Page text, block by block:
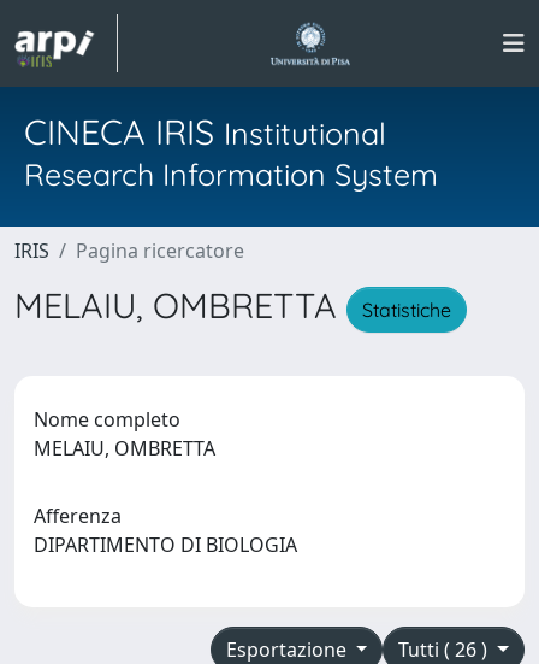
CINECA IRIS Institutional
Research Information System
IRIS Pagina ricercatore
MELAIU, OMBRETTA Statistiche
Nome completo
MELAIU, OMBRETTA
Afferenza
DIPARTIMENTO DI BIOLOGIA
Tutti ( 26 )
Esportazione